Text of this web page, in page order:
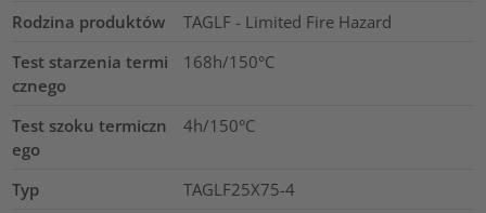
Rodzina produktów
TAGLF - Limited Fire Hazard
Test starzenia termi
cznego
168h/150°C
Test szoku termiczn
ego
4h/150°C
Typ
TAGLF25X75-4